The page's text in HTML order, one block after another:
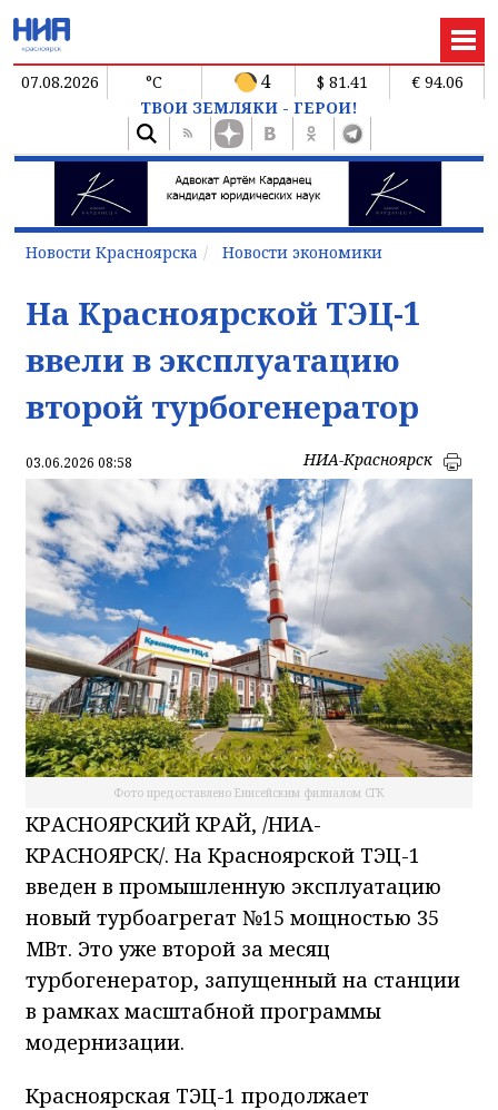
07.08.2026 °C 4 $ 81.41
€ 94.06
ТВОИ ЗЕМЛЯКИ - ГЕРОИ!
Новости Красноярска Новости экономики
На Красноярской ТЭЦ-1
ввели в эксплуатацию
второй турбогенератор
03.06.2026 08:58 НИА-Красноярск
Фото предоставлено Енисейским филиалом СГК
КРАСНОЯРСКИЙ КРАЙ, /НИА-
КРАСНОЯРСК/. На Красноярской ТЭЦ-1
введен в промышленную эксплуатацию
новый турбоагрегат №15 мощностью 35
МВт. Это уже второй за месяц
турбогенератор, запущенный на станции
в рамках масштабной программы
модернизации.
Красноярская ТЭЦ-1 продолжает